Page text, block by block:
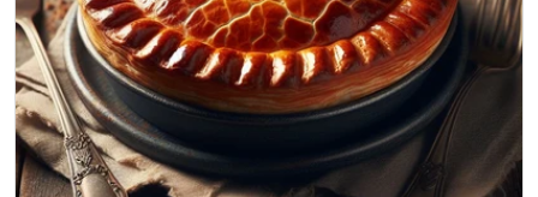
Ouvrir le média 0 en mode modal